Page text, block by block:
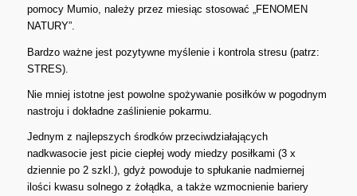
pomocy Mumio, należy przez miesiąc stosować „FENOMEN
NATURY”.
Bardzo ważne jest pozytywne myślenie i kontrola stresu (patrz:
STRES).
Nie mniej istotne jest powolne spożywanie posiłków w pogodnym
nastroju i dokładne zaślinienie pokarmu.
Jednym z najlepszych środków przeciwdziałających
nadkwasocie jest picie ciepłej wody miedzy posiłkami (3 x
dziennie po 2 szkl.), gdyż powoduje to spłukanie nadmiernej
ilości kwasu solnego z żołądka, a także wzmocnienie bariery